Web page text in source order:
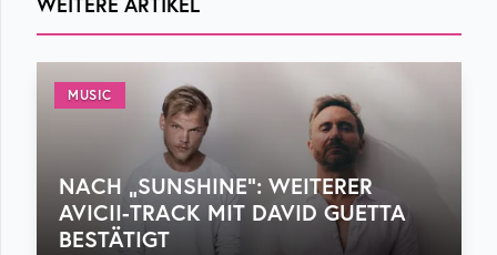
MUSIC
NACH „SUNSHINE“: WEITERER
AVICII-TRACK MIT DAVID GUETTA
BESTÄTIGT